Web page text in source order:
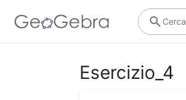
Cerca
Esercizio_4